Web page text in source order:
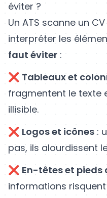
éviter ?
Un ATS scanne un
interpréter les
faut éviter :
❌ Tableaux et
fragmentent le texte
illisible.
❌ Logos et icônes :
pas, ils alourdissent
❌ En-têtes et pieds
informations risquent